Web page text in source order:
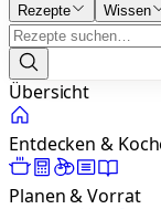
Rezepte Wissen
Übersicht
Entdecken &
Planen & Vorrat